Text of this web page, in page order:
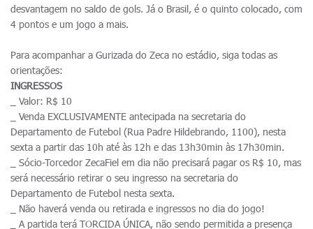
desvantagem no saldo de gols. Já o Brasil, é o quinto colocado, com
4 pontos e um jogo a mais.
Para acompanhar a Gurizada do Zeca no estádio, siga todas as
orientações:
INGRESSOS
_ Valor: R$ 10
_ Venda EXCLUSIVAMENTE antecipada na secretaria do
Departamento de Futebol (Rua Padre Hildebrando, 1100), nesta
sexta a partir das 10h até às 12h e das 13h30min às 17h30min.
_ Sócio-Torcedor ZecaFiel em dia não precisará pagar os R$ 10, mas
será necessário retirar o seu ingresso na secretaria do
Departamento de Futebol nesta sexta.
_ Não haverá venda ou retirada e ingressos no dia do jogo!
_ A partida terá TORCIDA ÚNICA, não sendo permitida a presença